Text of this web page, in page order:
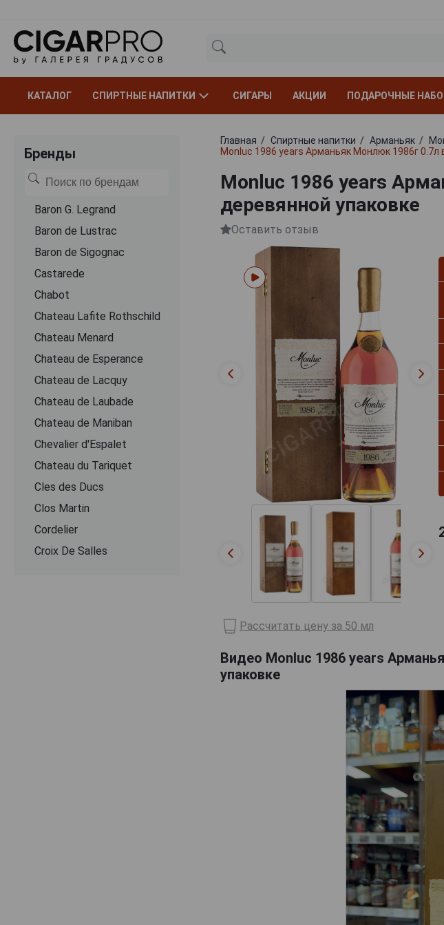
КАТАЛОГ СПИРТНЫЕ НАПИТКИ СИГАРЫ АКЦИИ ПОДАРОЧНЫЕ
Бренды
Baron G. Legrand
Baron de Lustrac
Baron de Sigognac
Castarede
Chabot
Chateau Lafite Rothschild
Chateau Menard
Chateau de Esperance
Chateau de Lacquy
Chateau de Laubade
Chateau de Maniban
Chevalier d'Espalet
Chаteau du Tariquet
Cles des Ducs
Clos Martin
Cordelier
Croix De Salles
Главная Спиртные напитки Арманьяк
Monluc 1986 years Арманьяк Монлюк 1986г 0.7л
Monluc 1986 years
деревянной упаковке
Оставить отзыв
Рассчитать цену за 50 мл
Видео Monluc 1986 years
упаковке